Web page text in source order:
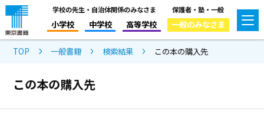
学校の先生・自治体関係のみなさま
小学校 中学校 高等学校
保護者・塾・一般
一般のみなさま
TOP 一般書籍 検索結果 この本の購入先
この本の購入先